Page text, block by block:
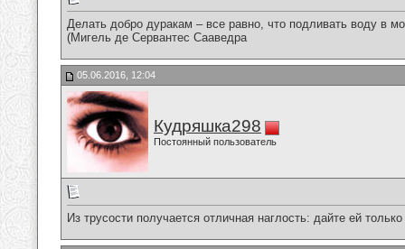
Делать добро дуракам – все равно, что подливать воду в
(Мигель де Сервантес Сааведра
05.06.2016, 12:04
Кудряшка298
Постоянный пользователь
Из трусости получается отличная наглость: дайте ей